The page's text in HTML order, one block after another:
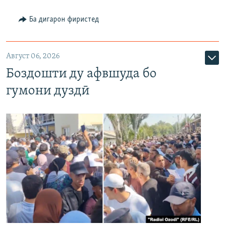
Ба дигарон фиристед
Август 06, 2026
Боздошти ду афвшуда бо
гумони дуздӣ